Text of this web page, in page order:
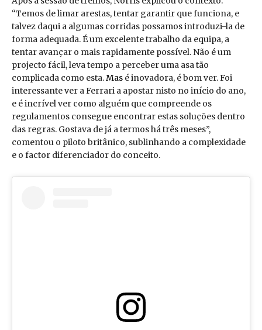
“Temos de limar arestas, tentar garantir que funciona, e
talvez daqui a algumas corridas possamos introduzi-la de
forma adequada. É um excelente trabalho da equipa, a
tentar avançar o mais rapidamente possível. Não é um
projecto fácil, leva tempo a perceber uma asa tão
complicada como esta.Mas é inovadora, é bom ver. Foi
interessante ver a Ferrari a apostar nisto no início do ano,
e é incrível ver como alguém que compreende os
regulamentos consegue encontrar estas soluções dentro
das regras. Gostava de já a termos há três meses”,
comentou o piloto britânico, sublinhando a complexidade
e o factor diferenciador do conceito.